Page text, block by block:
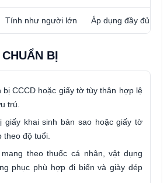
Tính như người lớn Áp dụng đầy đủ
BỊ
bị CCCD hoặc giấy tờ tùy thân hợp lệ
trú.
giấy khai sinh bản sao hoặc giấy tờ
theo độ tuổi.
theo thuốc cá nhân, vật dụng
phục phù hợp đi biển và giày dép